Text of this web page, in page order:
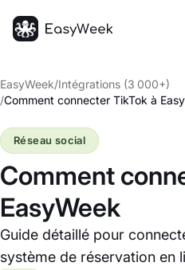
EasyWeek/Intégrations (3 000+)
/Comment connecter TikTok à
Comment
EasyWeek
Guide détaillé pour
système de réservation en
Réseau social